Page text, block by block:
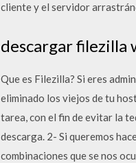
cliente y el servidor
descargar filezilla
Que es Filezilla? Si eres
eliminado los viejos de tu
tarea, con el fin de evitar la
descarga. 2- Si queremos
combinaciones que se nos